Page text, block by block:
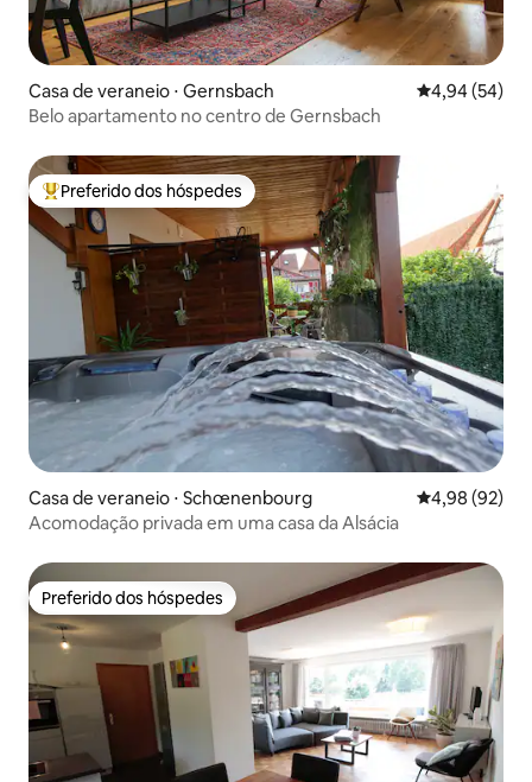
Casa de veraneio ⋅ Gernsbach 4,94 de uma
4,94 (54)
Belo apartamento no centro de Gernsbach
Entre os melhores preferidos dos hóspedes
Preferido dos hóspedes
Casa de veraneio ⋅ Schœnenbourg 4,98 de uma
4,98 (92)
Acomodação privada em uma casa da Alsácia
Preferido dos hóspedes
Preferido dos hóspedes